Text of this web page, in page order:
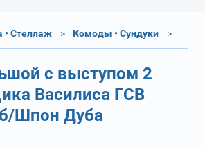
• Стеллаж Комоды • Сундуки
с выступом 2
Василиса ГСВ
Шпон Дуба